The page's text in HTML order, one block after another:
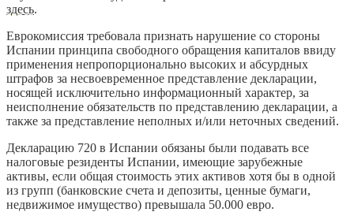
здесь.
Еврокомиссия требовала признать нарушение со стороны
Испании принципа свободного обращения капиталов ввиду
применения непропорционально высоких и абсурдных
штрафов за несвоевременное представление декларации,
носящей исключительно информационный характер, за
неисполнение обязательств по представлению декларации, а
также за представление неполных и/или неточных сведений.
Декларацию 720 в Испании обязаны были подавать все
налоговые резиденты Испании, имеющие зарубежные
активы, если общая стоимость этих активов хотя бы в одной
из групп (банковские счета и депозиты, ценные бумаги,
недвижимое имущество) превышала 50.000 евро.